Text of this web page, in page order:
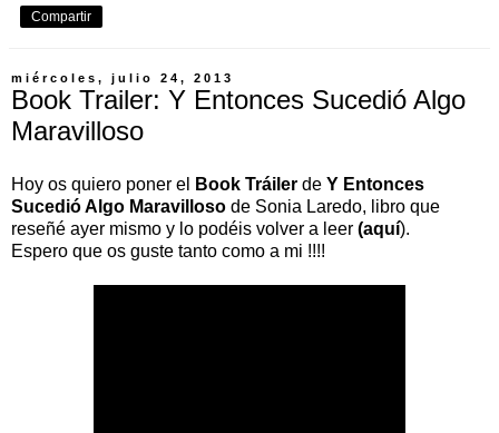
Compartir
miércoles, julio 24, 2013
Book Trailer: Y Entonces Sucedió Algo
Maravilloso
Hoy os quiero poner el Book Tráiler de Y Entonces
Sucedió Algo Maravilloso de Sonia Laredo, libro que
reseñé ayer mismo y lo podéis volver a leer (aquí).
Espero que os guste tanto como a mi !!!!